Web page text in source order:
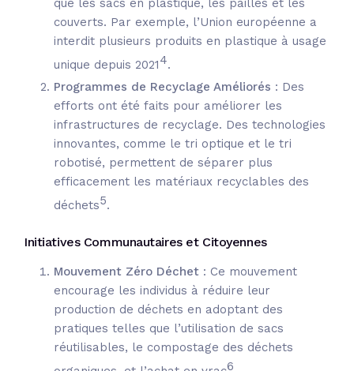
couverts. Par exemple, l’Union européenne a
interdit plusieurs produits en plastique à usage
unique depuis 20214.
Programmes de Recyclage Améliorés : Des
efforts ont été faits pour améliorer les
infrastructures de recyclage. Des technologies
innovantes, comme le tri optique et le tri
robotisé, permettent de séparer plus
efficacement les matériaux recyclables des
déchets5.
Initiatives Communautaires et Citoyennes
Mouvement Zéro Déchet: Ce mouvement
encourage les individus à réduire leur
production de déchets en adoptant des
pratiques telles que l’utilisation de sacs
réutilisables, le compostage des déchets
6